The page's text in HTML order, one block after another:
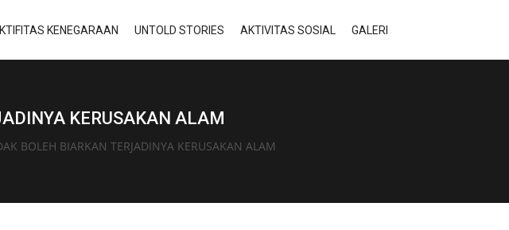
KENEGARAAN UNTOLD STORIES AKTIVITAS SOSIAL GALERI
KERUSAKAN ALAM
BOLEH BIARKAN TERJADINYA KERUSAKAN ALAM